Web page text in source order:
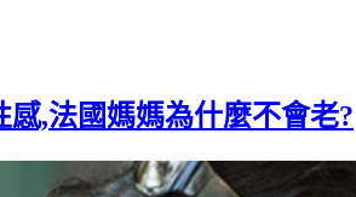
,法國媽媽為什麼不會老?